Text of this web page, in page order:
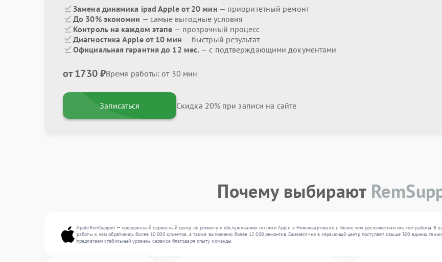
Замена динамика ipad Apple от 20 мин — приоритетный ремонт
До 30% экономии — самые выгодные условия
Контроль на каждом этапе — прозрачный процесс
Диагностика Apple от 10 мин — быстрый результат
Официальная гарантия до 12 мес. — с подтверждающими документами
от 1730 ₽Время работы: от 30 мин
Записаться Скидка 20% при записи на сайте
Почему выбирают
AppleRemSupport — проверенный сервисный центр по ремонту и обслуживанию техники Apple в Нижневартовске с более чем десятилетним опытом работы.
работы к нам обратились более 10 000 клиентов, а также выполнено более 12 000 ремонтов. Ежемесячно в сервисный центр поступает свыше 300 единиц
предлагаем стабильный уровень сервиса благодаря опыту команды.